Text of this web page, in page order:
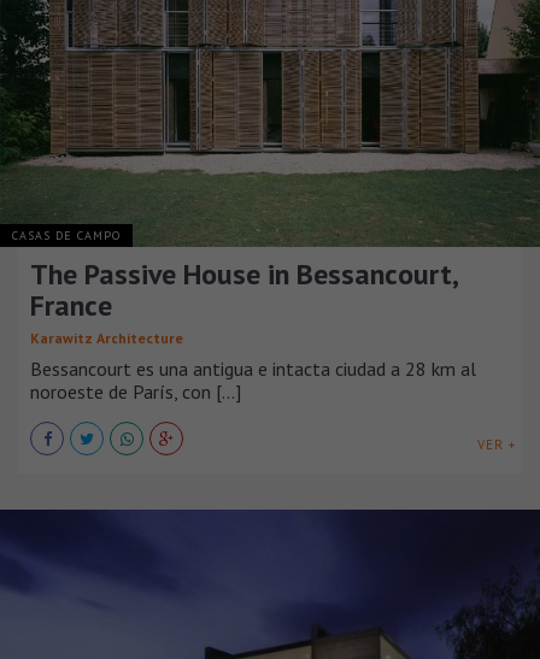
CASAS DE CAMPO
The Passive House in Bessancourt,
France
Karawitz Architecture
Bessancourt es una antigua e intacta ciudad a 28 km al
noroeste de París, con [...]
VER +